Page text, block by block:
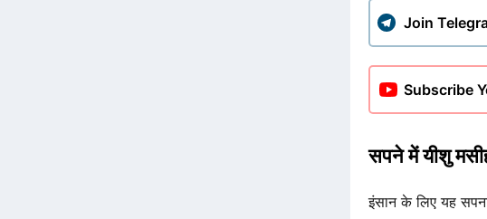
Join
Subscribe
सपने में यीशु
इंसान के लिए यह